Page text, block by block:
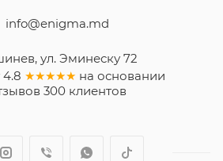
info@enigma.md
ул. Эминеску 72
4.8 ★★★★★ на основании
300клиентов